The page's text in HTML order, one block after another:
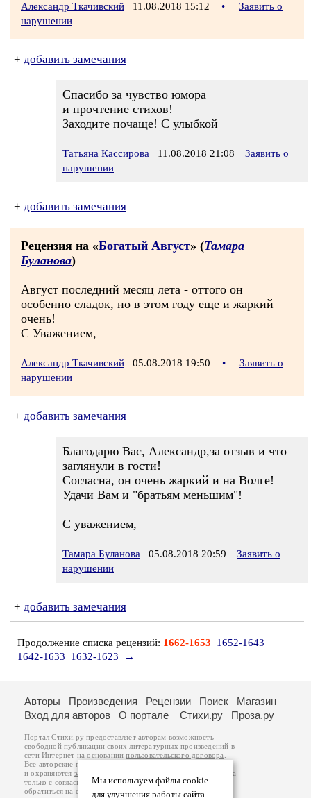
Александр Ткачивский 11.08.2018 15:12 •
Заявить о
нарушении
+ добавить замечания
Спасибо за чувство юмора
и прочтение стихов!
Заходите почаще! С улыбкой
Татьяна Кассирова 11.08.2018 21:08
Заявить о
нарушении
+ добавить замечания
Рецензия на «Богатый Август» (Тамара
Буланова)
Август последний месяц лета - оттого он
особенно сладок, но в этом году еще и жаркий
очень!
С Уважением,
Александр Ткачивский 05.08.2018 19:50 •
Заявить о
нарушении
+ добавить замечания
Благодарю Вас, Александр,за отзыв и что
заглянули в гости!
Согласна, он очень жаркий и на Волге!
Удачи Вам и "братьям меньшим"!
С уважением,
Тамара Буланова 05.08.2018 20:59
Заявить о
нарушении
+ добавить замечания
Продолжение списка рецензий: 1662-1653
1652-1643
1642-1633
1632-1623 →
Мы используем файлы cookie
для улучшения работы сайта.
Авторы Произведения Рецензии Поиск
Магазин
Вход для авторов
О портале Стихи.ру Проза.ру
Портал Стихи.ру предоставляет авторам возможность
свободной публикации своих литературных произведений в
сети Интернет на основаниипользовательского договора
Все авторские права на произведения принадлежат авторам
и охраняются законом
. Перепечатка произведений возможна
только с согласия его автора, к которому вы можете
обратиться на его авторской странице. Ответственность за